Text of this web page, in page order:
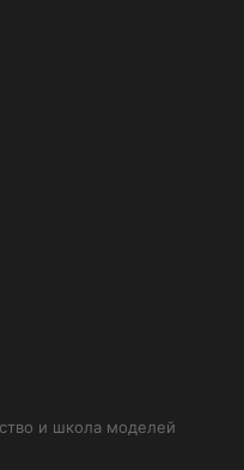
и школа моделей